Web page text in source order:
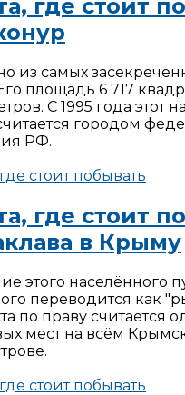
где стоит
из самых
площадь 6 717
С 1995 года этот
городом
РФ.
стоит побывать
где стоит
в Крыму
этого населённого
переводится как
по праву считается
мест на всём
стоит побывать